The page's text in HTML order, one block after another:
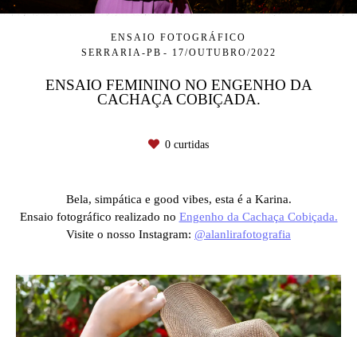
ENSAIO FOTOGRÁFICO
SERRARIA-PB
17/OUTUBRO/2022
ENSAIO FEMININO NO ENGENHO DA
CACHAÇA COBIÇADA.
0 curtidas
Bela, simpática e good vibes, esta é a Karina.
Ensaio fotográfico realizado no Engenho da Cachaça Cobiçada.
Visite o nosso Instagram: @alanlirafotografia